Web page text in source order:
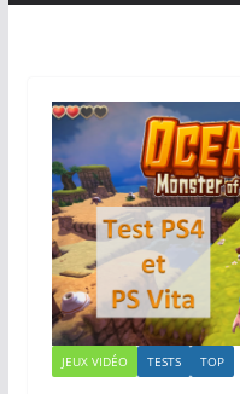
JEUX VIDÉO TESTS TOP